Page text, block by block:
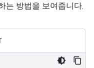
는 방법을 보여줍니다.